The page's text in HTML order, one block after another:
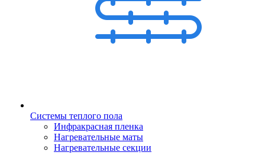
Системы теплого пола
Инфракрасная пленка
Нагревательные маты
Нагревательные секции